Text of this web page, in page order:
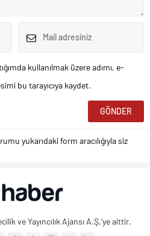
kullanılmak üzere adımı, e-
bu tarayıcıya kaydet.
yukarıdaki form aracılığıyla siz
ve Yayıncılık Ajansı A.Ş.'ye aittir.